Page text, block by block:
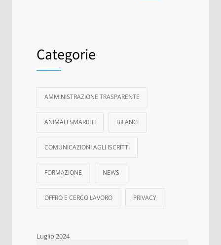
Categorie
AMMINISTRAZIONE TRASPARENTE
ANIMALI SMARRITI BILANCI
COMUNICAZIONI AGLI ISCRITTI
FORMAZIONE NEWS
OFFRO E CERCO LAVORO PRIVACY
Luglio 2024